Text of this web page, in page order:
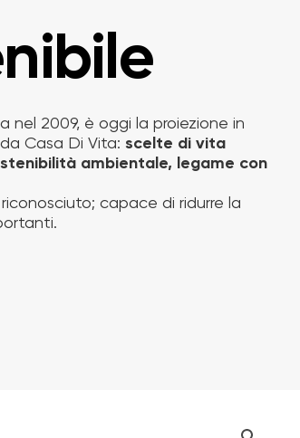
nel 2009, è oggi la proiezione in
Casa Di Vita: scelte di vita
ambientale, legame con
capace di ridurre la